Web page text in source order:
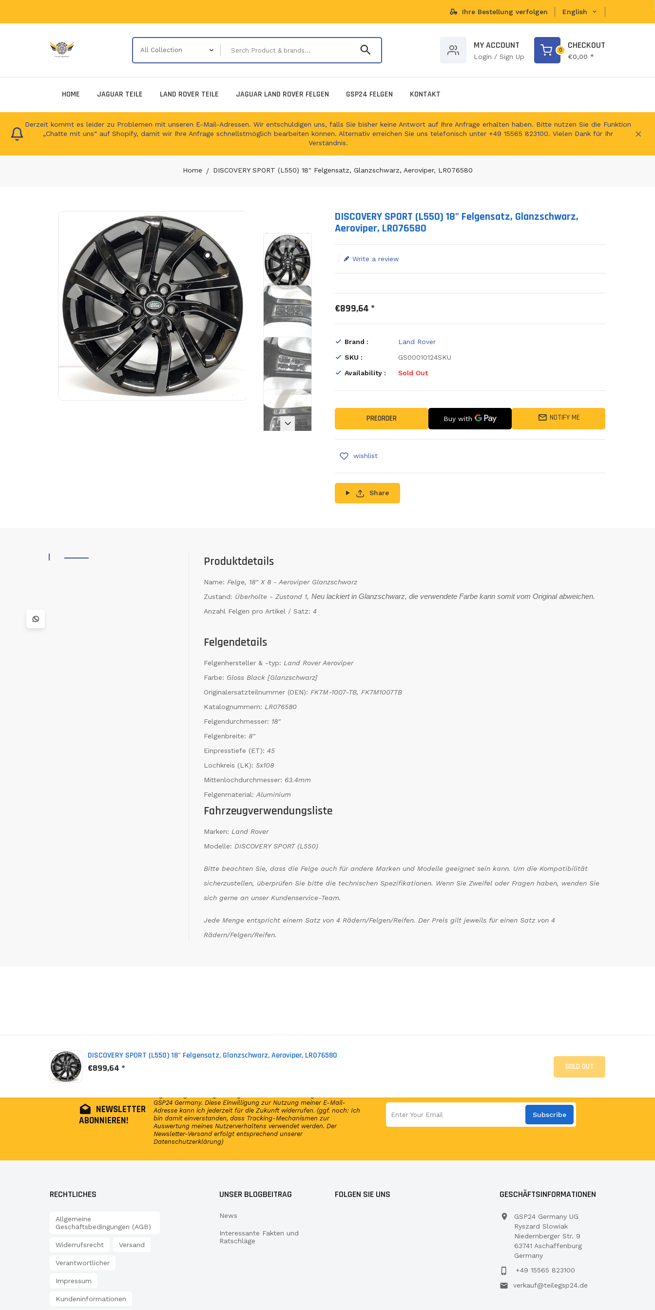
Ihre Bestellung verfolgen English
Serch Product & brands... MY ACCOUNT
Login / Sign Up
0 CHECKOUT
€0,00 *
HOME JAGUAR TEILE LAND ROVER TEILE JAGUAR LAND ROVER FELGEN GSP24 FELGEN KONTAKT
Derzeit kommt es leider zu Problemen mit unseren E-Mail-Adressen. Wir entschuldigen uns, falls Sie bisher keine Antwort auf Ihre Anfrage erhalten haben. Bitte nutzen Sie die Funktion
„Chatte mit uns“ auf Shopify, damit wir Ihre Anfrage schnellstmöglich bearbeiten können. Alternativ erreichen Sie uns telefonisch unter +49 15565 823100. Vielen Dank für Ihr
Verständnis.
Home DISCOVERY SPORT (L550) 18" Felgensatz, Glanzschwarz, Aeroviper, LR076580
DISCOVERY SPORT (L550) 18" Felgensatz, Glanzschwarz,
Aeroviper, LR076580
Write a review
Translation missing: en.products.product.loader_label
€899,64 *
Brand :
Land Rover
SKU :
GS00010124SKU
Availability :
Sold Out
PREORDER NOTIFY ME
wishlist
Share
Produktdetails
Name: Felge, 18" X 8 - Aeroviper Glanzschwarz
Zustand: Überholte - Zustand 1, Neu lackiert in Glanzschwarz, die verwendete Farbe kann somit vom Original abweichen.
Anzahl Felgen pro Artikel / Satz: 4
Felgendetails
Felgenhersteller & -typ: Land Rover Aeroviper
Farbe: Gloss Black [Glanzschwarz]
Originalersatzteilnummer (OEN): FK7M-1007-TB, FK7M1007TB
Katalognummern: LR076580
Felgendurchmesser: 18"
Felgenbreite: 8"
Einpresstiefe (ET): 45
Lochkreis (LK): 5x108
Mittenlochdurchmesser: 63.4mm
Felgenmaterial: Aluminium
Fahrzeugverwendungsliste
Marken: Land Rover
Modelle: DISCOVERY SPORT (L550)
Bitte beachten Sie, dass die Felge auch für andere Marken und Modelle geeignet sein kann. Um die Kompatibilität
sicherzustellen, überprüfen Sie bitte die technischen Spezifikationen. Wenn Sie Zweifel oder Fragen haben, wenden Sie
sich gerne an unser Kundenservice-Team.
Jede Menge entspricht einem Satz von 4 Rädern/Felgen/Reifen. Der Preis gilt jeweils für einen Satz von 4
Rädern/Felgen/Reifen.
DISCOVERY SPORT (L550) 18" Felgensatz, Glanzschwarz, Aeroviper, LR076580
€899,64 * SOLD OUT
NEWSLETTER
ABONNIEREN!
GSP24 Germany. Diese Einwilligung zur Nutzung meiner E-Mail-
Adresse kann ich jederzeit für die Zukunft widerrufen. (ggf. noch: Ich
bin damit einverstanden, dass Tracking-Mechanismen zur
Auswertung meines Nutzerverhaltens verwendet werden. Der
Newsletter-Versand erfolgt entsprechend unserer
Datenschutzerklärung)
Subscribe
RECHTLICHES
Allgemeine
Geschäftsbedingungen (AGB)
Widerrufsrecht Versand
Verantwortlicher
Impressum
Kundeninformationen
UNSER BLOGBEITRAG
News
Interessante Fakten und
Ratschläge
FOLGEN SIE UNS GESCHÄFTSINFORMATIONEN
GSP24 Germany UG
Ryszard Slowiak
Niedernberger Str. 9
63741 Aschaffenburg
Germany
+49 15565 823100
verkauf@teilegsp24.de